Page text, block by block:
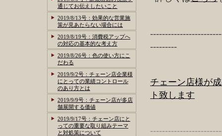
---------
チェーン店様が
ト致します
通じてお伝えしたいこと
2019/8/13号：効果的な営業施
策が見あたらない場合には
2019/8/19号：消費税アップへ
の対応の基本的な考え方
2019/8/26号：色の使い方にこ
だわる
2019/9/2号：チェーン店企業様
にとっての業績コントロール
のあり方とは
2019/9/9号：チェーン店が多店
舗展開する価値
2019/9/17号：チェーン店にと
っての重要な取り組みテーマ
と対処策について